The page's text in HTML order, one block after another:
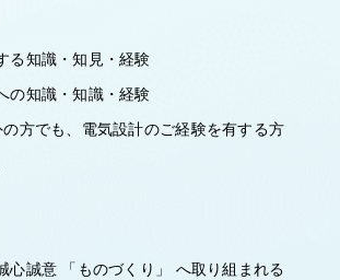
る知識・知見・経験
の知識・知識・経験
方でも、電気設計のご経験を有する方
心誠意 「ものづくり」 へ取り組まれる